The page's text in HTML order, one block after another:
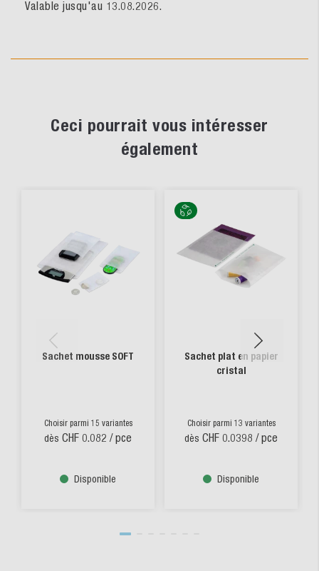
Valable jusqu'au 13.08.2026.
Ceci pourrait vous intéresser
également
Sachet mousse SOFT
Choisir parmi 15 variantes
dès CHF 0.082 / pce
Disponible
Sachet plat en papier
cristal
Choisir parmi 13 variantes
dès CHF 0.0398 / pce
Disponible